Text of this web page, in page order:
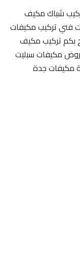
شباك مكيف
فني تركيب مكيفات
بكم تركيب مكيف
مكيفات سبليت
مكيفات جدة